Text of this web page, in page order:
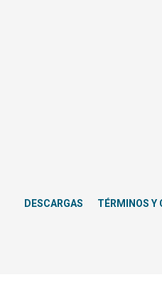
DESCARGAS TÉRMINOS Y